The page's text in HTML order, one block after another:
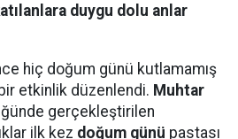
duygu dolu anlar
hiç doğum günü kutlamamış
etkinlik düzenlendi. Muhtar
gerçekleştirilen
ilk kez doğum günü pastası